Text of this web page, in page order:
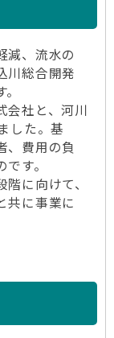
減、流水の
川総合開発
会社と、河川
した。基
、費用の負
す。
に向けて、
共に事業に